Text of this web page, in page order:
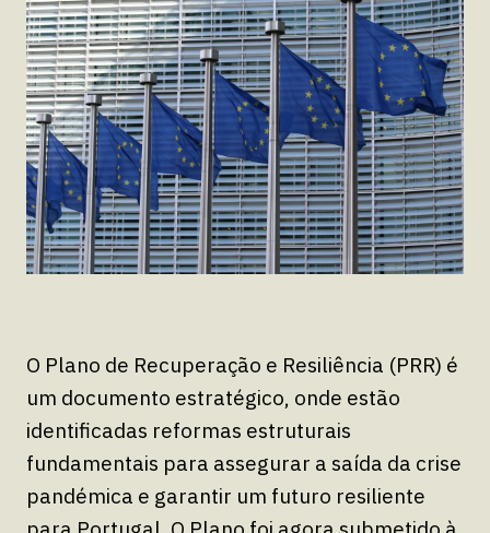
O Plano de Recuperação e Resiliência (PRR) é
um documento estratégico, onde estão
identificadas reformas estruturais
fundamentais para assegurar a saída da crise
pandémica e garantir um futuro resiliente